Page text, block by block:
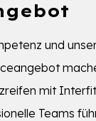
und
mit
Teams